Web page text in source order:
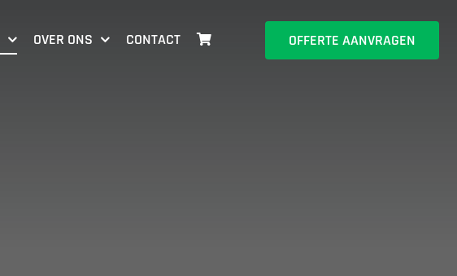
OVER ONS CONTACT OFFERTE AANVRAGEN